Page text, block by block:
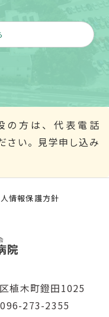
の方は、代表電話
さい。見学申し込み
情報保護方針
植木町鐙田1025
273-2355